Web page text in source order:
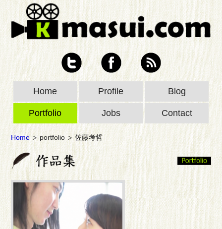
Home Profile Blog
Portfolio Jobs Contact
Home portfolio 佐藤考哲